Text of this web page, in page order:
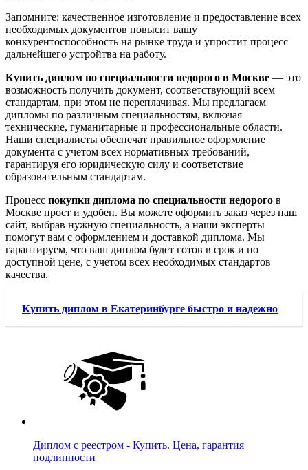
Запомните: качественное изготовление и предоставление всех
необходимых документов повысит вашу
конкурентоспособность на рынке труда и упростит процесс
дальнейшего устройтва на работу.
Купить диплом по специальности недорого в Москве — это
возможность получить документ, соответствующий всем
стандартам, при этом не переплачивая. Мы предлагаем
дипломы по различным специальностям, включая
технические, гуманитарные и профессиональные области.
Наши специалисты обеспечат правильное оформление
документа с учетом всех нормативных требований,
гарантируя его юридическую силу и соответствие
образовательным стандартам.
Процесс покупки диплома по специальности недорого в
Москве прост и удобен. Вы можете оформить заказ через наш
сайт, выбрав нужную специальность, а наши эксперты
помогут вам с оформлением и доставкой диплома. Мы
гарантируем, что ваш диплом будет готов в срок и по
доступной цене, с учетом всех необходимых стандартов
качества.
Купить диплом в Екатеринбурге быстро и надежно
Диплом с реестром - Купить. Цена, гарантия
подлинности